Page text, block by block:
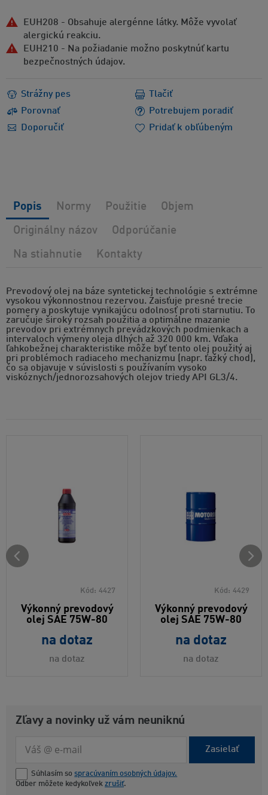
EUH208 - Obsahuje alergénne látky. Môže vyvolať
alergickú reakciu.
EUH210 - Na požiadanie možno poskytnúť kartu
bezpečnostných údajov.
Strážny pes
Porovnať
Potrebujem poradiť
Doporučiť
Tlačiť
Pridať k obľúbeným
Prevodový olej na báze syntetickej technológie s extrémne
vysokou výkonnostnou rezervou. Zaisťuje presné trecie
pomery a poskytuje vynikajúcu odolnosť proti starnutiu. To
zaručuje široký rozsah použitia a optimálne mazanie
prevodov pri extrémnych prevádzkových podmienkach a
intervaloch výmeny oleja dlhých až 320 000 km. Vďaka
ľahkobežnej charakteristike môže byť tento olej použitý aj
pri problémoch radiaceho mechanizmu (napr. ťažký chod),
čo sa objavuje v súvislosti s používaním vysoko
viskóznych/jednorozsahových olejov triedy API GL3/4.
Popis Normy Použitie Objem
Originálny názov Odporúčanie
Na stiahnutie Kontakty
Kód: 4427
Výkonný prevodový
olej SAE 75W-80
na dotaz
na dotaz
Kód: 4429
Výkonný prevodový
olej SAE 75W-80
na dotaz
na dotaz
Zľavy a novinky už vám neuniknú
Zasielať
Súhlasím so spracúvaním osobných údajov.
Odber môžete kedykoľvek zrušiť.